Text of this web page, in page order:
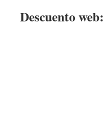
Descuento web: